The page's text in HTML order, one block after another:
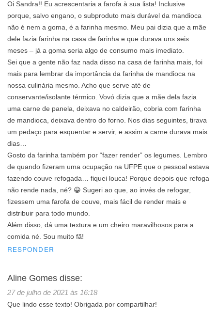
Oi Sandra!! Eu acrescentaria a farofa à sua lista! Inclusive
porque, salvo engano, o subproduto mais durável da mandioca
não é nem a goma, é a farinha mesmo. Meu pai dizia que a mãe
dele fazia farinha na casa de farinha e que durava uns seis
meses – já a goma seria algo de consumo mais imediato.
Sei que a gente não faz nada disso na casa de farinha mais, foi
mais para lembrar da importância da farinha de mandioca na
nossa culinária mesmo. Acho que serve até de
conservante/isolante térmico. Vovó dizia que a mãe dela fazia
uma carne de panela, deixava no caldeirão, cobria com farinha
de mandioca, deixava dentro do forno. Nos dias seguintes, tirava
um pedaço para esquentar e servir, e assim a carne durava mais
dias…
Gosto da farinha também por “fazer render” os legumes. Lembro
de quando fizeram uma ocupação na UFPE que o pessoal estava
fazendo couve refogada… fiquei louca! Porque depois que refoga
não rende nada, né? 😀 Sugeri ao que, ao invés de refogar,
fizessem uma farofa de couve, mais fácil de render mais e
distribuir para todo mundo.
Além disso, dá uma textura e um cheiro maravilhosos para a
comida né. Sou muito fã!
RESPONDER
Aline Gomes disse:
27 de julho de 2021 às 16:18
Que lindo esse texto! Obrigada por compartilhar!